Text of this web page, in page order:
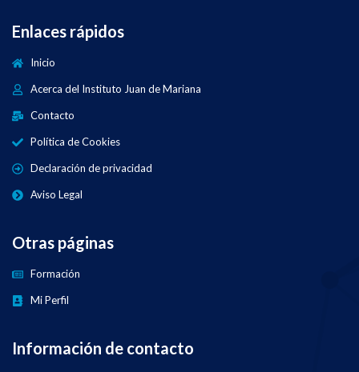
Enlaces rápidos
Inicio
Acerca del Instituto Juan de Mariana
Contacto
Política de Cookies
Declaración de privacidad
Aviso Legal
Otras páginas
Formación
Mi Perfil
Información de contacto